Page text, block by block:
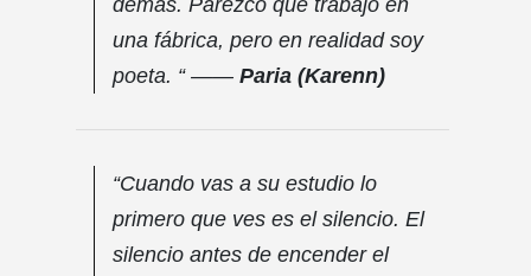
una fábrica, pero en realidad soy
poeta. “ —— Paria (Karenn)
“Cuando vas a su estudio lo
primero que ves es el silencio. El
silencio antes de encender el